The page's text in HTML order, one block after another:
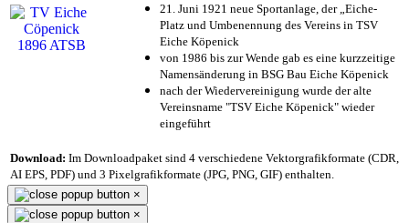
21. Juni 1921 neue Sportanlage, der „Eiche-
Platz und Umbenennung des Vereins in TSV
Eiche Köpenick
von 1986 bis zur Wende gab es eine kurzzeitige
Namensänderung in BSG Bau Eiche Köpenick
nach der Wiedervereinigung wurde der alte
Vereinsname "TSV Eiche Köpenick" wieder
eingeführt
Download: Im Downloadpaket sind 4 verschiedene Vektorgrafikformate (CDR,
AI EPS, PDF) und 3 Pixelgrafikformate (JPG, PNG, GIF) enthalten.
×
×